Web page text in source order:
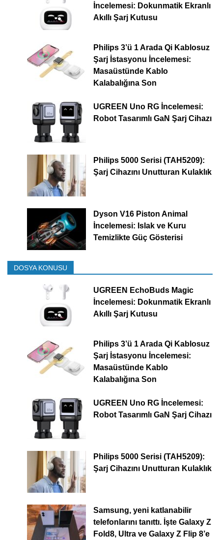
İncelemesi: Dokunmatik Ekranlı
Akıllı Şarj Kutusu
Philips 3’ü 1 Arada Qi Kablosuz
Şarj İstasyonu İncelemesi:
Masaüstünde Kablo
Kalabalığına Son
UGREEN Uno RG İncelemesi:
Robot Tasarımlı GaN Şarj Cihazı
Philips 5000 Serisi (TAH5209):
Şarj Cihazını Unutturan Kulaklık
Dyson V16 Piston Animal
İncelemesi: Islak ve Kuru
Temizlikte Güç Gösterisi
DOSYA KONUSU
UGREEN EchoBuds Magic
İncelemesi: Dokunmatik Ekranlı
Akıllı Şarj Kutusu
Philips 3’ü 1 Arada Qi Kablosuz
Şarj İstasyonu İncelemesi:
Masaüstünde Kablo
Kalabalığına Son
UGREEN Uno RG İncelemesi:
Robot Tasarımlı GaN Şarj Cihazı
Philips 5000 Serisi (TAH5209):
Şarj Cihazını Unutturan Kulaklık
Samsung, yeni katlanabilir
telefonlarını tanıttı. İşte Galaxy Z
Fold8, Ultra ve Galaxy Z Flip 8’e